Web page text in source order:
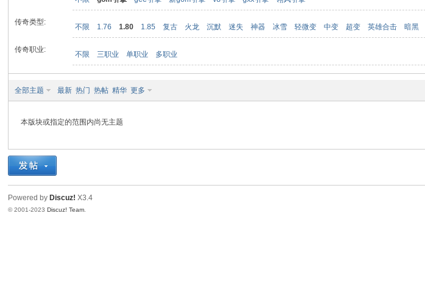
传奇类型:
不限 1.76 1.80 1.85 复古 火龙 沉默 迷失 神器 冰雪 轻微变 中变 超变 英雄合击 暗黑
传奇职业:
不限 三职业 单职业 多职业
全部主题 最新 热门 热帖 精华 更多
本版块或指定的范围内尚无主题
Powered by Discuz! X3.4
© 2001-2023Discuz! Team